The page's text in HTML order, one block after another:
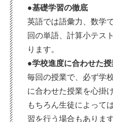
●基礎学習の徹底
英語では語彙力、数学
回の単語、計算小テス
ります。
●学校進度に合わせた授
毎回の授業で、必ず学
に合わせた授業を心掛
もちろん生徒によって
習を行う場合もあります